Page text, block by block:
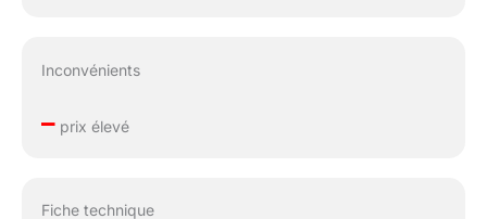
Inconvénients
–prix élevé
Fiche technique